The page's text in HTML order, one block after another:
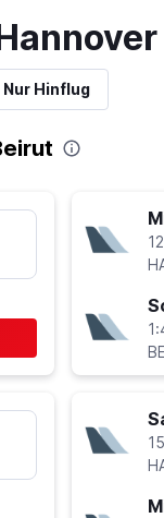
Nur Hinflug